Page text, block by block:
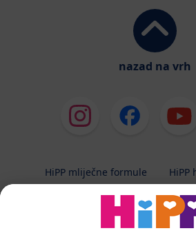
nazad na vrh
HiPP mliječne formule
HiPP
HiPP njega
Terapeutska